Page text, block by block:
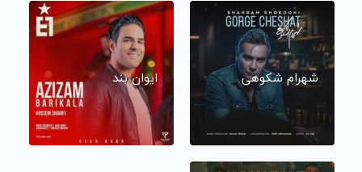
شهرام شکوهی ایوان بند